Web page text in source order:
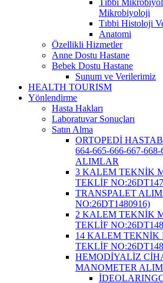
Mikrobiyoloji
Tıbbi Histoloji
Anatomi
Özellikli Hizmetler
Anne Dostu Hastane
Bebek Dostu Hastane
Sunum ve Verilerimiz
HEALTH TOURISM
Yönlendirme
Hasta Hakları
Laboratuvar Sonuçları
Satın Alma
ORTOPEDİ
664-665-666-667-
ALIMLAR
3 KALEM TEKNİK
TEKLİF
TRANSPALET
NO:26DT1480916)
2 KALEM TEKNİK
TEKLİF
14 KALEM
TEKLİF
HEMODİYALİZ
MANOMETER